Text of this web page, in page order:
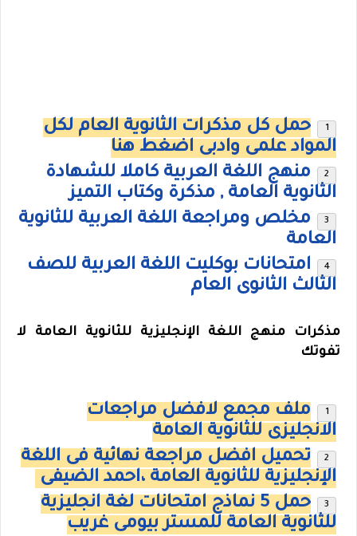
حمل كل مذكرات الثانوية العام لكل
المواد علمى وادبى اضغط هنا
منهج اللغة العربية كاملا للشهادة
الثانوية العامة , مذكرة وكتاب التميز
مخلص ومراجعة اللغة العربية للثانوية
العامة
امتحانات بوكليت اللغة العربية للصف
الثالث الثانوى العام
مذكرات منهج اللغة الإنجليزية للثانوية العامة لا
تفوتك
ملف مجمع لافضل مراجعات
الانجليزى للثانوية العامة
تحميل افضل مراجعة نهائية فى اللغة
الإنجليزية للثانوية العامة ،احمد الضيفى
حمل 5 نماذج امتحانات لغة انجليزية
للثانوية العامة للمستر بيومى غريب